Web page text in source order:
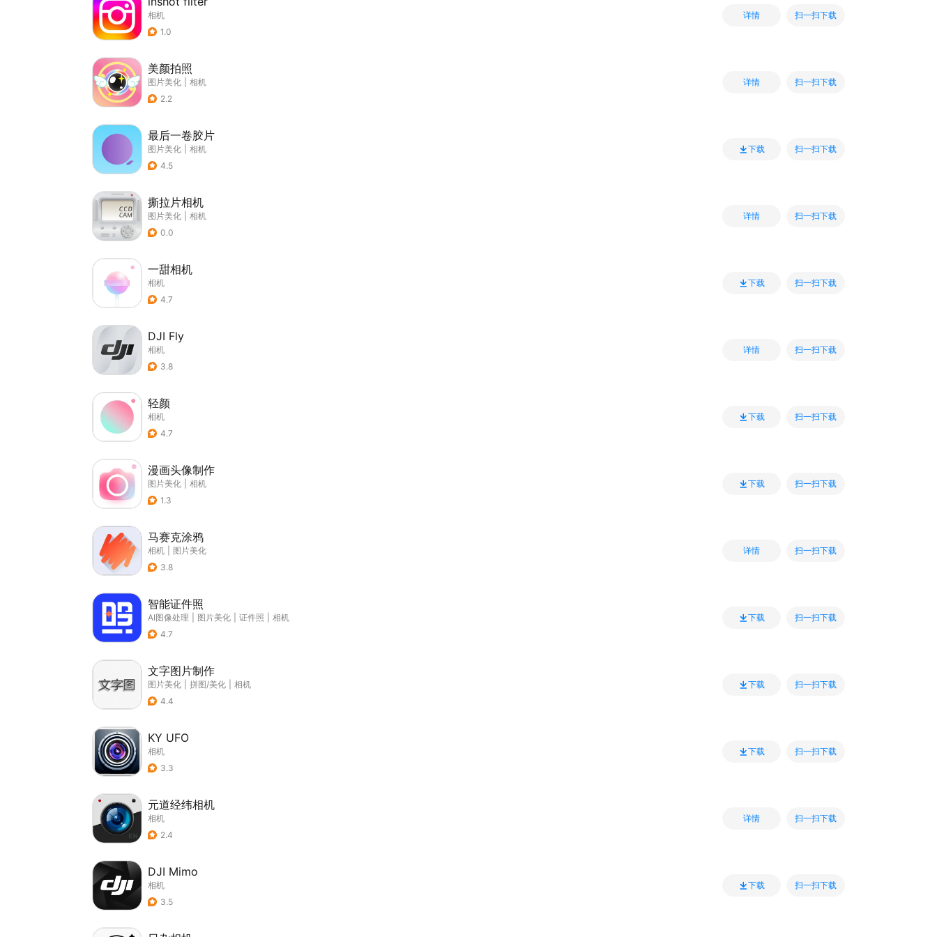
相机
1.0
详情 扫一扫下载
美颜拍照
图片美化
相机
2.2
详情 扫一扫下载
最后一卷胶片
图片美化
相机
4.5
下载 扫一扫下载
撕拉片相机
图片美化
相机
0.0
详情 扫一扫下载
一甜相机
相机
4.7
下载 扫一扫下载
DJI Fly
相机
3.8
详情 扫一扫下载
轻颜
相机
4.7
下载 扫一扫下载
漫画头像制作
图片美化
相机
1.3
下载 扫一扫下载
马赛克涂鸦
相机
图片美化
3.8
详情 扫一扫下载
智能证件照
AI图像处理 图片美化 证件照
相机
4.7
下载 扫一扫下载
文字图片制作
图片美化 拼图/美化
相机
4.4
下载 扫一扫下载
KY UFO
相机
3.3
下载 扫一扫下载
元道经纬相机
相机
2.4
详情 扫一扫下载
DJI Mimo
相机
3.5
下载 扫一扫下载